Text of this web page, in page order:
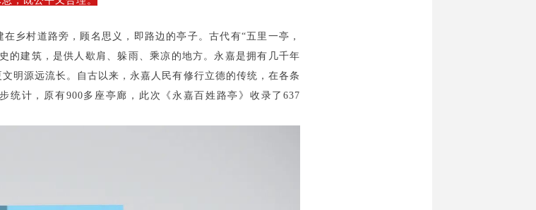
乡村道路旁，顾名思义，即路边的亭子。古代有“五里一亭，
的建筑，是供人歇肩、躲雨、乘凉的地方。永嘉是拥有几千年
明源远流长。自古以来，永嘉人民有修行立德的传统，在各条
统计，原有900多座亭廊，此次《永嘉百姓路亭》收录了637